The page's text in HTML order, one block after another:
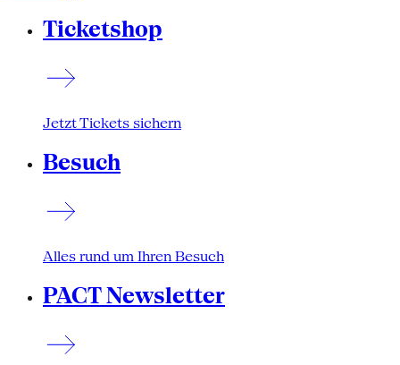
Ticketshop
Jetzt Tickets sichern
Besuch
Alles rund um Ihren Besuch
PACT Newsletter